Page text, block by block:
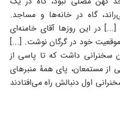
گاه در خانه‌ها و مساجد.
[...] در این روزها آقای خامنه‌ای
موقعیت خود در گرگان نوشت. [...]
سخنرانی داشت که تا پاسی از
از مستمعان، پای همۀ منبرهای
اول دنبالش راه می‌افتادند